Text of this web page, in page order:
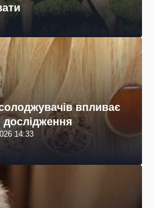
впливає
14:33